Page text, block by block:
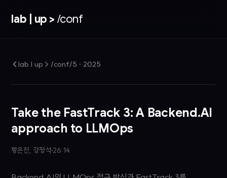
lab | up > /conf
lab | up > /conf/5 · 2025
Take the FastTrack 3: A Backend.AI
approach to LLMOps
황은진, 강정석 26:14